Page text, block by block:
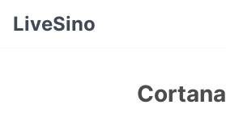
LiveSino
Cortana